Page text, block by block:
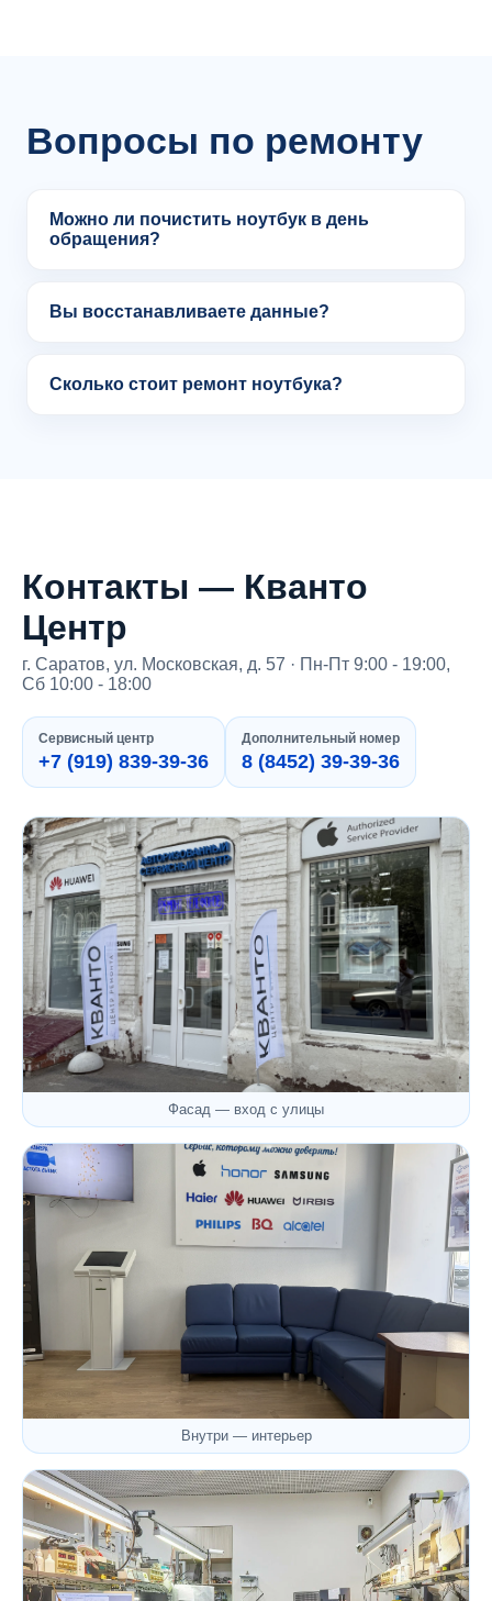
Вопросы по ремонту
Можно ли почистить ноутбук в день
обращения?
Вы восстанавливаете данные?
Сколько стоит ремонт ноутбука?
Контакты — Кванто
Центр
г. Саратов, ул. Московская, д. 57 · Пн-Пт 9:00 - 19:00,
Сб 10:00 - 18:00
Сервисный центр
+7 (919) 839-39-36
Дополнительный номер
8 (8452) 39-39-36
Фасад — вход с улицы
Внутри — интерьер